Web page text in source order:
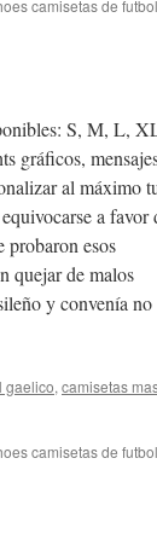
camisetas de futbol
S, M, L,
gráficos,
al máximo
a favor
probaron esos
quejar de malos
y convenía no
gaelico, camisetas
camisetas de futbol